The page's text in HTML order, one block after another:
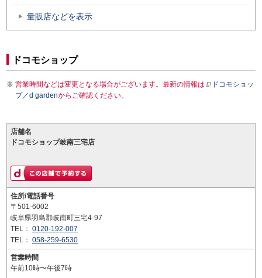
量販店などを表示
ドコモショップ
営業時間などは変更となる場合がございます。最新の情報は
ドコモショッ
プ／d gardenからご確認ください。
店舗名
ドコモショップ岐南三宅店
住所/電話番号
〒501-6002
岐阜県羽島郡岐南町三宅4-97
TEL： 0120-192-007
TEL： 058-259-6530
営業時間
午前10時〜午後7時